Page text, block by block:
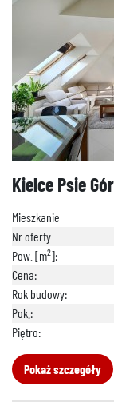
Kielce Psie
Mieszkanie
Nr oferty
Pow. [m2]:
Cena:
Rok budowy:
Pok.:
Piętro:
Pokaż szczegóły